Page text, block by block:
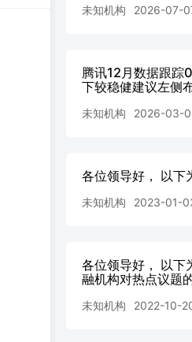
未知机构 2026-07-
腾讯12月数据跟踪
下较稳健建议左侧
未知机构 2026-03-
各位领导好， 以下
未知机构 2023-01-
各位领导好， 以下
融机构对热点议题
未知机构 2022-10-